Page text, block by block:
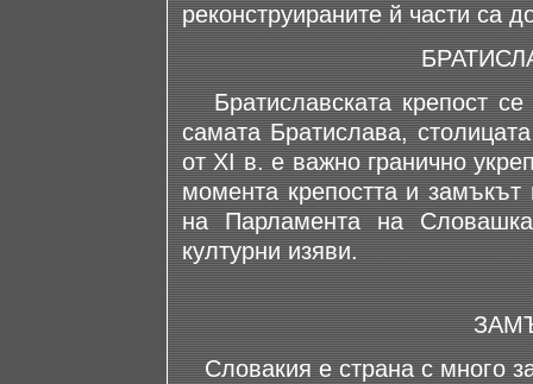
реконструираните й части са
Братиславската крепост се
самата Братислава,
от XI в. е важно гранично
момента крепостта и замъкът
на Парламента на
културни изяви.
Словакия е страна с много